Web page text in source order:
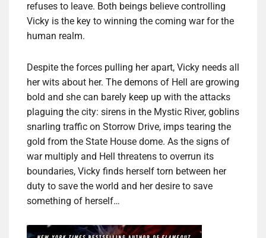
refuses to leave. Both beings believe controlling
Vicky is the key to winning the coming war for the
human realm.
Despite the forces pulling her apart, Vicky needs all
her wits about her. The demons of Hell are growing
bold and she can barely keep up with the attacks
plaguing the city: sirens in the Mystic River, goblins
snarling traffic on Storrow Drive, imps tearing the
gold from the State House dome. As the signs of
war multiply and Hell threatens to overrun its
boundaries, Vicky finds herself torn between her
duty to save the world and her desire to save
something of herself…